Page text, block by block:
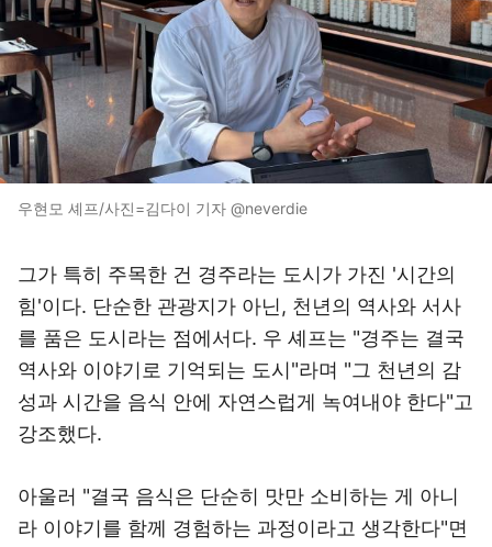
우현모 셰프/사진=김다이 기자 @neverdie
그가 특히 주목한 건 경주라는 도시가 가진 '시간의
힘'이다. 단순한 관광지가 아닌, 천년의 역사와 서사
를 품은 도시라는 점에서다. 우 셰프는 "경주는 결국
역사와 이야기로 기억되는 도시"라며 "그 천년의 감
성과 시간을 음식 안에 자연스럽게 녹여내야 한다"고
강조했다.
아울러 "결국 음식은 단순히 맛만 소비하는 게 아니
라 이야기를 함께 경험하는 과정이라고 생각한다"면